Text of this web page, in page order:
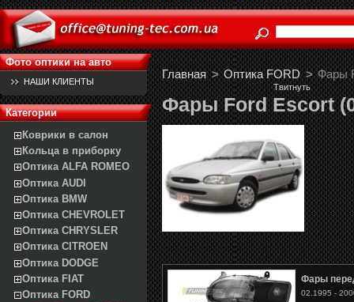
Фото оптики на авто
НАШИ КЛИЕНТЫ
Категории
Коврики в салон
Кольца в приборку
Оптика ALFA ROMEO
Оптика AUDI
Оптика BMW
Оптика CHEVROLET
Оптика CHRYSLER
Оптика CITROEN
Оптика DODGE
Оптика FIAT
Оптика FORD
Главная > Оптика FORD > Фары
Твитнуть
Фары Ford Escort
Фары
02.1995 -